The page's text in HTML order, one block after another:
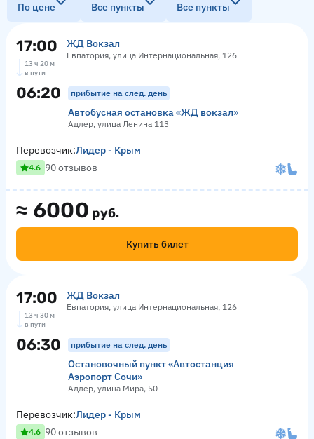
По цене Все пункты Все пункты
17:00 ЖД Вокзал
Евпатория, улица Интернациональная, 126
13 ч 20 м
в пути
06:20 прибытие на след. день
Автобусная остановка «ЖД вокзал»
Адлер, улица Ленина 113
≈ 6000 руб.
Купить билет
Перевозчик:Лидер - Крым
4.6 90 отзывов
17:00 ЖД Вокзал
Евпатория, улица Интернациональная, 126
13 ч 30 м
в пути
06:30 прибытие на след. день
Остановочный пункт «Автостанция
Аэропорт Сочи»
Адлер, улица Мира, 50
Перевозчик:Лидер - Крым
4.6 90 отзывов